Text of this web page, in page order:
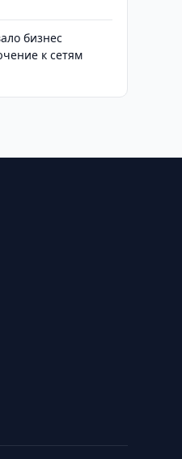
бизнес
к сетям